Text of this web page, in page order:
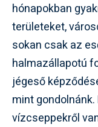
hónapokban
területeket,
sokan csak az
halmazállapotú
jégeső
mint
vízcseppekről